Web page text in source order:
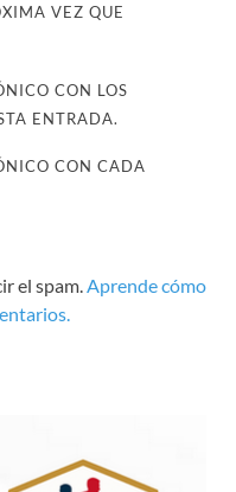
VEZ QUE
CON LOS
ENTRADA.
CON CADA
el spam.Aprende cómo